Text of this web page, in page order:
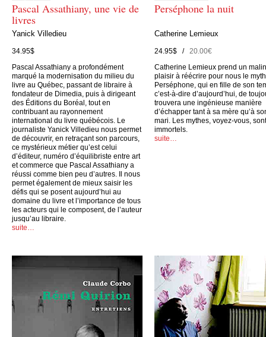
Pascal Assathiany, une vie de
livres
Yanick Villedieu
34.95$
Pascal Assathiany a profondément
marqué la modernisation du milieu du
livre au Québec, passant de libraire à
fondateur de Dimedia, puis à dirigeant
des Éditions du Boréal, tout en
contribuant au rayonnement
international du livre québécois. Le
journaliste Yanick Villedieu nous permet
de découvrir, en retraçant son parcours,
ce mystérieux métier qu’est celui
d’éditeur, numéro d’équilibriste entre art
et commerce que Pascal Assathiany a
réussi comme bien peu d’autres. Il nous
permet également de mieux saisir les
défis qui se posent aujourd’hui au
domaine du livre et l’importance de tous
les acteurs qui le composent, de l’auteur
jusqu’au libraire.
suite…
Perséphone la nuit
Catherine Lemieux
24.95$ /20.00€
Catherine Lemieux prend un malin
plaisir à réécrire pour nous le
Perséphone, qui en fille de son
c’est-à-dire d’aujourd’hui, de
trouvera une ingénieuse manière
d’échapper tant à sa mère qu’à
mari. Les mythes, voyez-vous, sont
immortels.
suite…